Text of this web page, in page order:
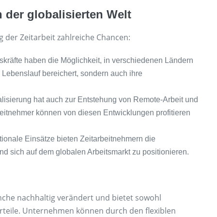
der globalisierten Welt
Zeitarbeit zahlreiche Chancen:
haben die Möglichkeit, in verschiedenen Ländern
bereichert, sondern auch ihre
hat auch zur Entstehung von Remote-Arbeit und
können von diesen Entwicklungen profitieren
Einsätze bieten Zeitarbeitnehmern die
sich auf dem globalen Arbeitsmarkt zu positionieren.
nachhaltig verändert und bietet sowohl
Unternehmen können durch den flexiblen